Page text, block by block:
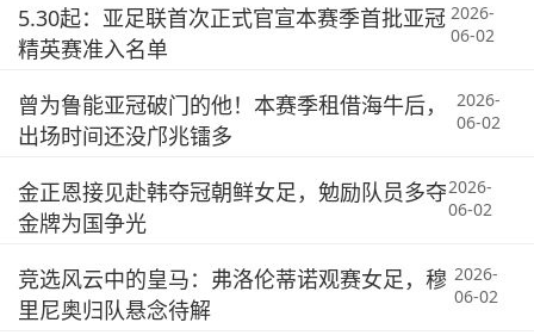
5.30起：亚足联首次正式官宣本赛季首批亚冠
精英赛准入名单
2026-
06-02
曾为鲁能亚冠破门的他！本赛季租借海牛后，
出场时间还没邝兆镭多
2026-
06-02
金正恩接见赴韩夺冠朝鲜女足，勉励队员多夺
金牌为国争光
2026-
06-02
竞选风云中的皇马：弗洛伦蒂诺观赛女足，穆
里尼奥归队悬念待解
2026-
06-02